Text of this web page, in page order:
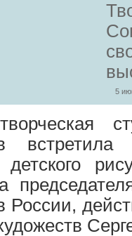
5
детского
России,